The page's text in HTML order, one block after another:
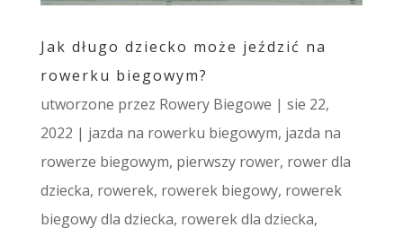
Jak długo dziecko może jeździć na
rowerku biegowym?
utworzone przez Rowery Biegowe | sie 22,
2022 | jazda na rowerku biegowym, jazda na
rowerze biegowym, pierwszy rower, rower dla
dziecka, rowerek, rowerek biegowy, rowerek
biegowy dla dziecka, rowerek dla dziecka,